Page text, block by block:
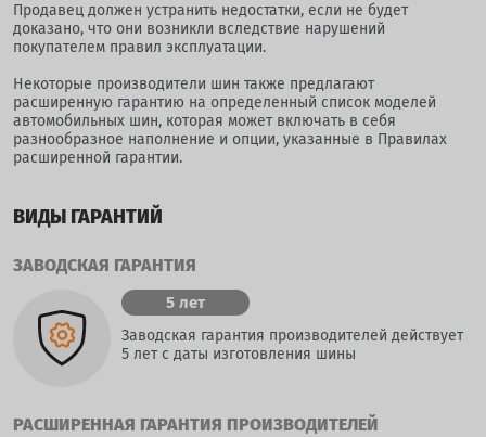
Продавец должен устранить недостатки, если не будет
доказано, что они возникли вследствие нарушений
покупателем правил эксплуатации.
Некоторые производители шин также предлагают
расширенную гарантию на определенный список моделей
автомобильных шин, которая может включать в себя
разнообразное наполнение и опции, указанные в Правилах
расширенной гарантии.
ВИДЫ ГАРАНТИЙ
ЗАВОДСКАЯ ГАРАНТИЯ
5 лет
Заводская гарантия производителей действует
5 лет с даты изготовления шины
РАСШИРЕННАЯ ГАРАНТИЯ ПРОИЗВОДИТЕЛЕЙ